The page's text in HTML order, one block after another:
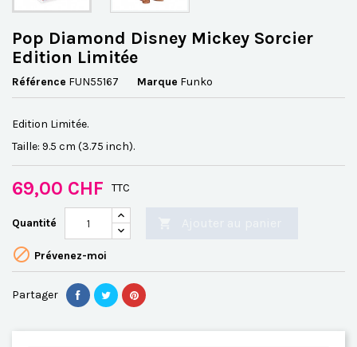
Pop Diamond Disney Mickey Sorcier
Edition Limitée
Référence FUN55167 Marque Funko
Edition Limitée.
Taille: 9.5 cm (3.75 inch).
69,00 CHF TTC
Quantité
 Prévenez-moi
Partager